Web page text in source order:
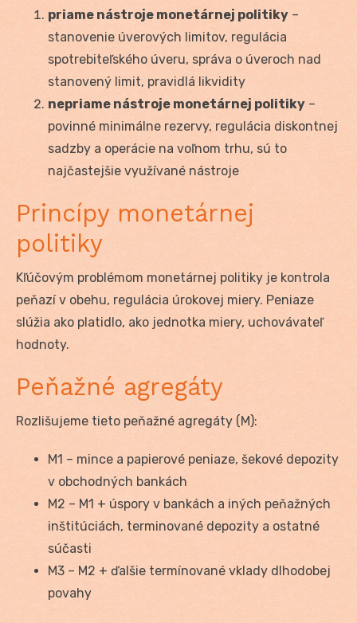
priame nástroje monetárnej politiky –
stanovenie úverových limitov, regulácia
spotrebiteľského úveru, správa o úveroch nad
stanovený limit, pravidlá likvidity
nepriame nástroje monetárnej politiky –
povinné minimálne rezervy, regulácia diskontnej
sadzby a operácie na voľnom trhu, sú to
najčastejšie využívané nástroje
Princípy monetárnej
politiky
Kľúčovým problémom monetárnej politiky je kontrola
peňazí v obehu, regulácia úrokovej miery. Peniaze
slúžia ako platidlo, ako jednotka miery, uchovávateľ
hodnoty.
Peňažné agregáty
Rozlišujeme tieto peňažné agregáty (M):
M1 – mince a papierové peniaze, šekové depozity
v obchodných bankách
M2 – M1 + úspory v bankách a iných peňažných
inštitúciách, terminované depozity a ostatné
súčasti
M3 – M2 + ďalšie termínované vklady dlhodobej
povahy